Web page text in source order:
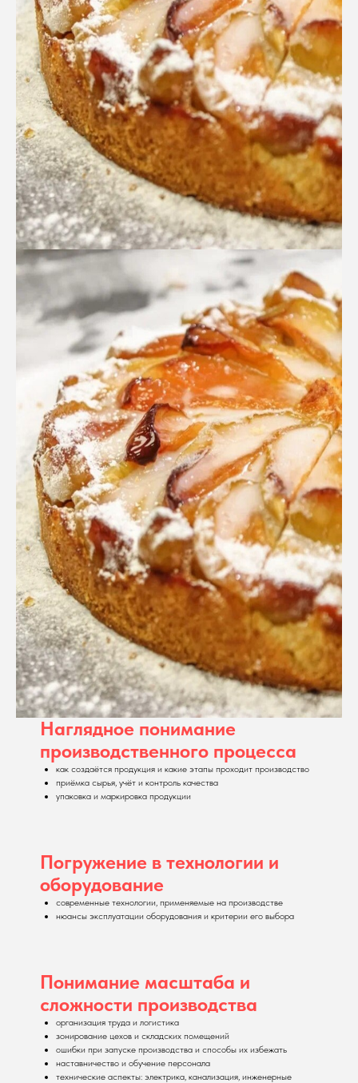
Наглядное понимание
производственного процесса
как создаётся продукция и какие этапы проходит производство
приёмка сырья, учёт и контроль качества
упаковка и маркировка продукции
Погружение в технологии и
оборудование
современные технологии, применяемые на производстве
нюансы эксплуатации оборудования и критерии его выбора
Понимание масштаба и
сложности производства
организация труда и логистика
зонирование цехов и складских помещений
ошибки при запуске производства и способы их избежать
наставничество и обучение персонала
технические аспекты: электрика, канализация, инженерные